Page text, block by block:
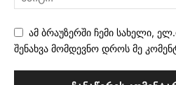
ამ ბრაუზერში ჩემი სახელი,
შენახვა მომდევნო დროს მე